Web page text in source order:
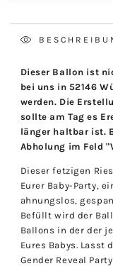
Dieser Ballon ist
bei uns in 52146
werden. Die
sollte am Tag es
länger haltbar ist.
Abholung im Feld
Dieser fetzigen
Eurer Baby-Party,
ahnungslos,
Befüllt wird der
Ballons in der der
Eures Babys. Lasst
Gender Reveal